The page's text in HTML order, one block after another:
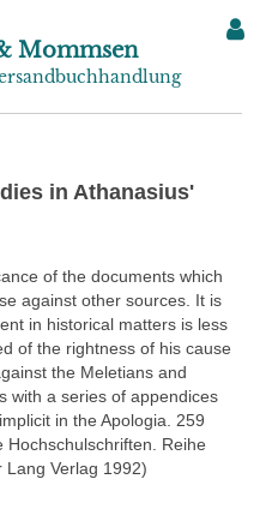
Mommsen
in Athanasius'
of the documents which
against other sources. It is
in historical matters is less
of the rightness of his cause
the Meletians and
with a series of appendices
in the Apologia. 259
Hochschulschriften. Reihe
Lang Verlag 1992)